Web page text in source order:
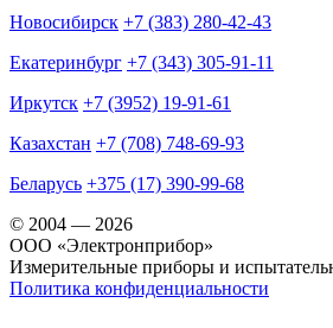
Новосибирск +7 (383) 280-42-43
Екатеринбург +7 (343) 305-91-11
Иркутск +7 (3952) 19-91-61
Казахстан +7 (708) 748-69-93
Беларусь +375 (17) 390-99-68
© 2004 — 2026
OOO «Электронприбор»
Измерительные приборы и
Политика конфиденциальности